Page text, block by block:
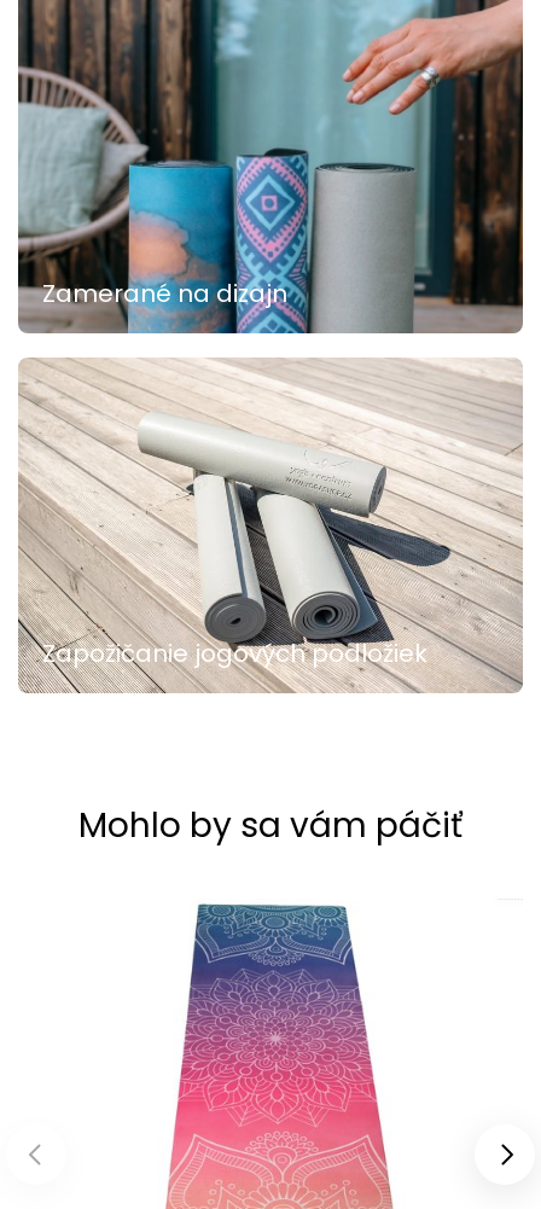
Zamerané na dizajn
Zapožičanie jogových podložiek
Mohlo by sa vám páčiť
Předchozí produkty